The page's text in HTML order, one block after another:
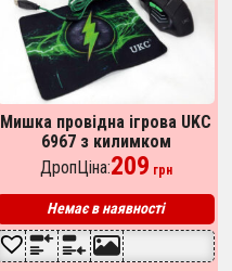
Мишка провідна ігрова UKC
6967 з килимком
ДропЦіна:209 грн
Немає в наявності